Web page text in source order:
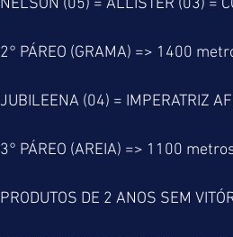
NELSON (05) = ALLISTER (03) =
2° PÁREO (GRAMA) => 1400
JUBILEENA (04) = IMPERATRIZ
3° PÁREO (AREIA) => 1100
PRODUTOS DE 2 ANOS SEM